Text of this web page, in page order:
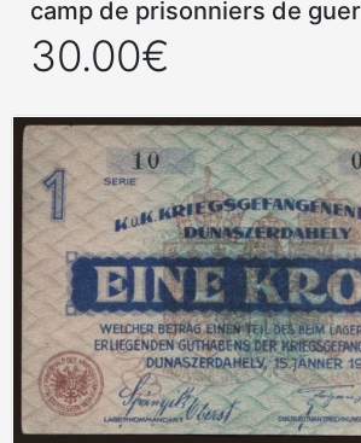
camp de prisonniers de
30.00€